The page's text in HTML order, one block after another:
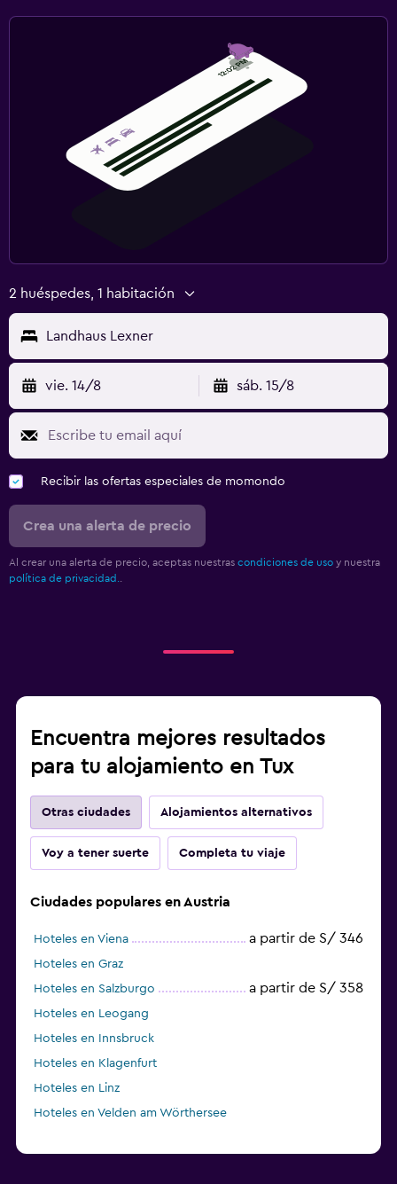
2 huéspedes, 1 habitación
Landhaus Lexner
vie. 14/8 sáb. 15/8
Recibir las ofertas especiales de momondo
Crea una alerta de precio
Al crear una alerta de precio, aceptas nuestras condiciones de uso y nuestra
política de privacidad.
Encuentra mejores resultados
para tu alojamiento en Tux
Otras ciudades Alojamientos alternativos
Voy a tener suerte Completa tu viaje
Ciudades populares en Austria
Hoteles en Viena a partir de S/ 346
Hoteles en Graz
Hoteles en Salzburgo
a partir de S/ 358
Hoteles en Leogang
Hoteles en Innsbruck
Hoteles en Klagenfurt
Hoteles en Linz
Hoteles en Velden am Wörthersee